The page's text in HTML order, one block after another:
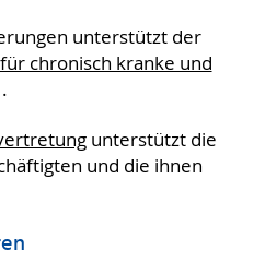
unterstützt der
chronisch kranke und
.
unterstützt die
und die ihnen